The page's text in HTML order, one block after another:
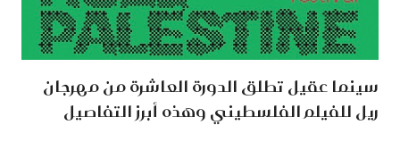
سينما عقيل تطلق الدورة العاشرة من مهرجان
ريل للفيلم الفلسطيني وهذه أبرز التفاصيل